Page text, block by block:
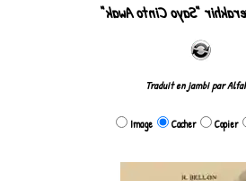
Ini yang terakhir "Sayo
Traduit en jambi par
Image Cacher Copier